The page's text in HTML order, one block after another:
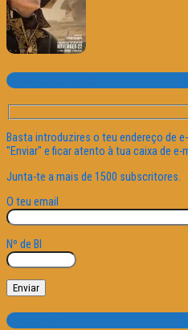
Subscrever o site
Basta introduzires o teu endereço de
"Enviar" e ficar atento à tua caixa de e-
Junta-te a mais de 1500 subscritores.
O teu email
Nº de BI
Categorias